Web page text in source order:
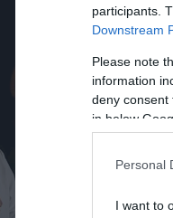
participants.
Downstream
Please note
information
deny consent
in below
Personal
I want to